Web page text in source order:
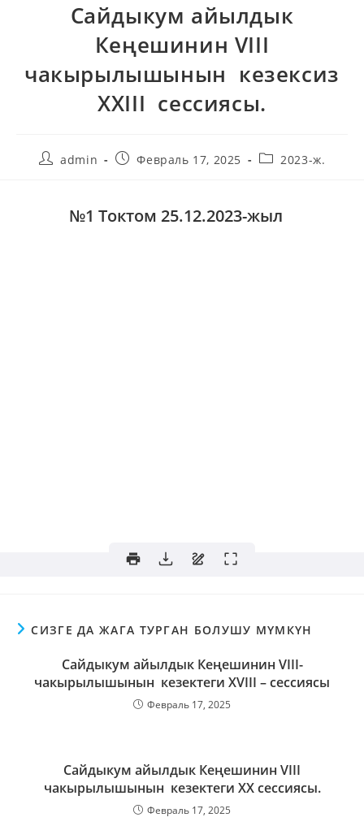
Сайдыкум айылдык
Кеңешинин VIII
чакырылышынын кезексиз
XXIII сессиясы.
admin Февраль 17, 2025 2023-ж.
№1 Токтом 25.12.2023-жыл
СИЗГЕ ДА ЖАГА ТУРГАН БОЛУШУ МҮМКҮН
Сайдыкум айылдык Кеңешинин VIII-
чакырылышынын кезектеги XVIII – сессиясы
Февраль 17, 2025
Сайдыкум айылдык Кеңешинин VIII
чакырылышынын кезектеги XX сессиясы.
Февраль 17, 2025